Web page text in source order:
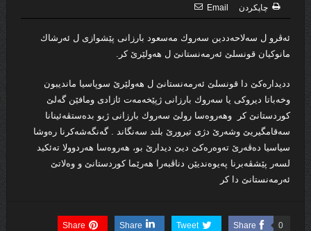
چاپكردن Email
ئه‌ڤرو ل سه‌لاحه‌ددین سه‌روك مه‌سعود بارزانى پێشوازى ل ئه‌رشاك
مانوكیان قونسلێ ئه‌رمه‌نستانێ ل هه‌ولێرێ كر.
ددیداره‌كێ دا قونسلێ ئه‌رمه‌‌نستانێ ل هه‌ولێرێ سوپاسیا ماندیبون
وخه‌باتا دیروكى یا سه‌روك بارزانى ژپێخه‌مه‌ت ئازادى ومافێن گه‌لێ
كوردستانێ كر وهه‌روه‌سا رولێ سه‌روك بارزانى ژبو بده‌ستڤه‌ئینانا
سه‌قامگیریێ وشه‌رێ دژى تیرورێ بلند سه‌نگاند . گه‌نگه‌شه‌كرنا ره‌وشا
سیاسیا ده‌ڤه‌رێ ته‌وه‌ره‌كێ دیێ دیدارێ بو، هه‌روه‌سا هه‌ردوولا ته‌ئكید
لسه‌ر پێشڤه‌برنا په‌یوه‌ندیێن دناڤبه‌را هه‌رێما كوردستانێ و وه‌لاتێ
ئه‌رمه‌نستانێ دا كر
Share 0
Tweet
Share
Share